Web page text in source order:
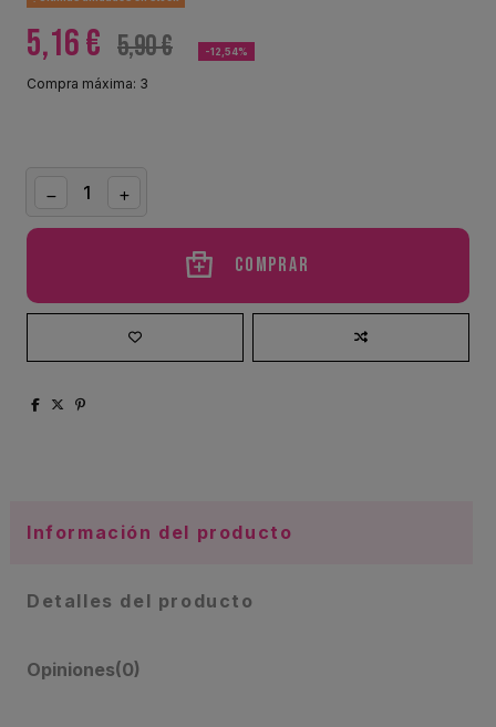
5,16 € 5,90 € -12,54%
Compra máxima: 3
Comprar
Información del producto
Detalles del producto
Opiniones(0)